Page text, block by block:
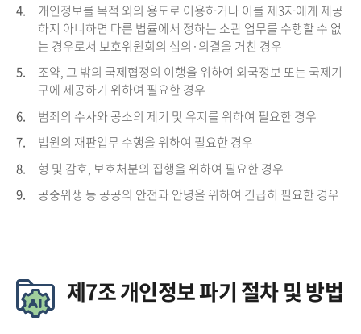
4.
개인정보를 목적 외의 용도로 이용하거나 이를 제3자에게 제공
하지 아니하면 다른 법률에서 정하는 소관 업무를 수행할 수 없
는 경우로서 보호위원회의 심의·의결을 거친 경우
5.
조약, 그 밖의 국제협정의 이행을 위하여 외국정보 또는 국제기
구에 제공하기 위하여 필요한 경우
6.
범죄의 수사와 공소의 제기 및 유지를 위하여 필요한 경우
7.
법원의 재판업무 수행을 위하여 필요한 경우
8.
형 및 감호, 보호처분의 집행을 위하여 필요한 경우
9.
공중위생 등 공공의 안전과 안녕을 위하여 긴급히 필요한 경우
제7조 개인정보 파기 절차 및 방법